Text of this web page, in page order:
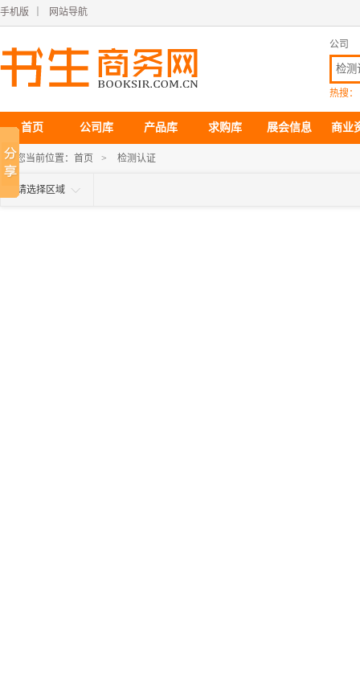
手机版 网站导航
公司
热搜：
首页 公司库 产品库 求购库 展会信息 商业
您当前位置： 首页 > 检测认证
请选择区域